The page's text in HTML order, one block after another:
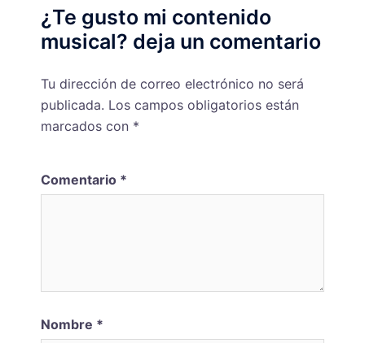
¿Te gusto mi contenido
musical? deja un comentario
Tu dirección de correo electrónico no será
publicada. Los campos obligatorios están
marcados con *
Comentario *
Nombre *